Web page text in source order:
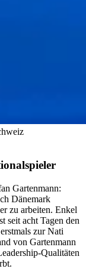
Gartenmann:
Dänemark
zu arbeiten. Enkel
seit acht Tagen den
zur Nati
von Gartenmann
Qualitäten